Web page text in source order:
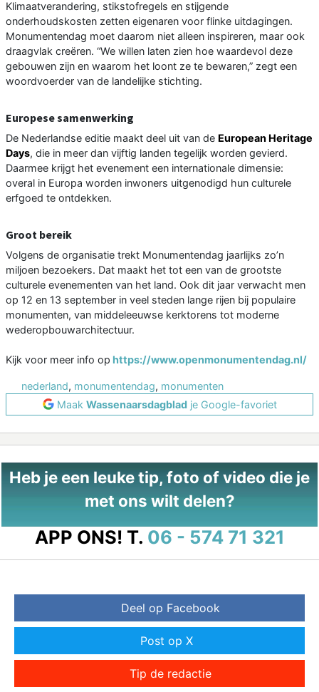
Klimaatverandering, stikstofregels en stijgende
onderhoudskosten zetten eigenaren voor flinke uitdagingen.
Monumentendag moet daarom niet alleen inspireren, maar ook
draagvlak creëren. “We willen laten zien hoe waardevol deze
gebouwen zijn en waarom het loont ze te bewaren,” zegt een
woordvoerder van de landelijke stichting.
Europese samenwerking
De Nederlandse editie maakt deel uit van de European Heritage
Days, die in meer dan vijftig landen tegelijk worden gevierd.
Daarmee krijgt het evenement een internationale dimensie:
overal in Europa worden inwoners uitgenodigd hun culturele
erfgoed te ontdekken.
Groot bereik
Volgens de organisatie trekt Monumentendag jaarlijks zo’n
miljoen bezoekers. Dat maakt het tot een van de grootste
culturele evenementen van het land. Ook dit jaar verwacht men
op 12 en 13 september in veel steden lange rijen bij populaire
monumenten, van middeleeuwse kerktorens tot moderne
wederopbouwarchitectuur.
Kijk voor meer info op https://www.openmonumentendag.nl/
nederland, monumentendag, monumenten
Maak Wassenaarsdagbladje Google-favoriet
Heb je een leuke tip, foto of video die je
met ons wilt delen?
APP ONS! T. 06 - 574 71 321
Deel op Facebook
Post op X
Tip de redactie